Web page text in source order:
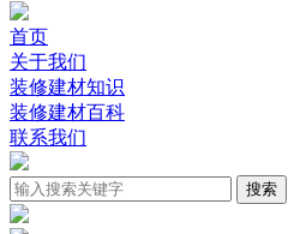
首页
关于我们
装修建材知识
装修建材百科
联系我们